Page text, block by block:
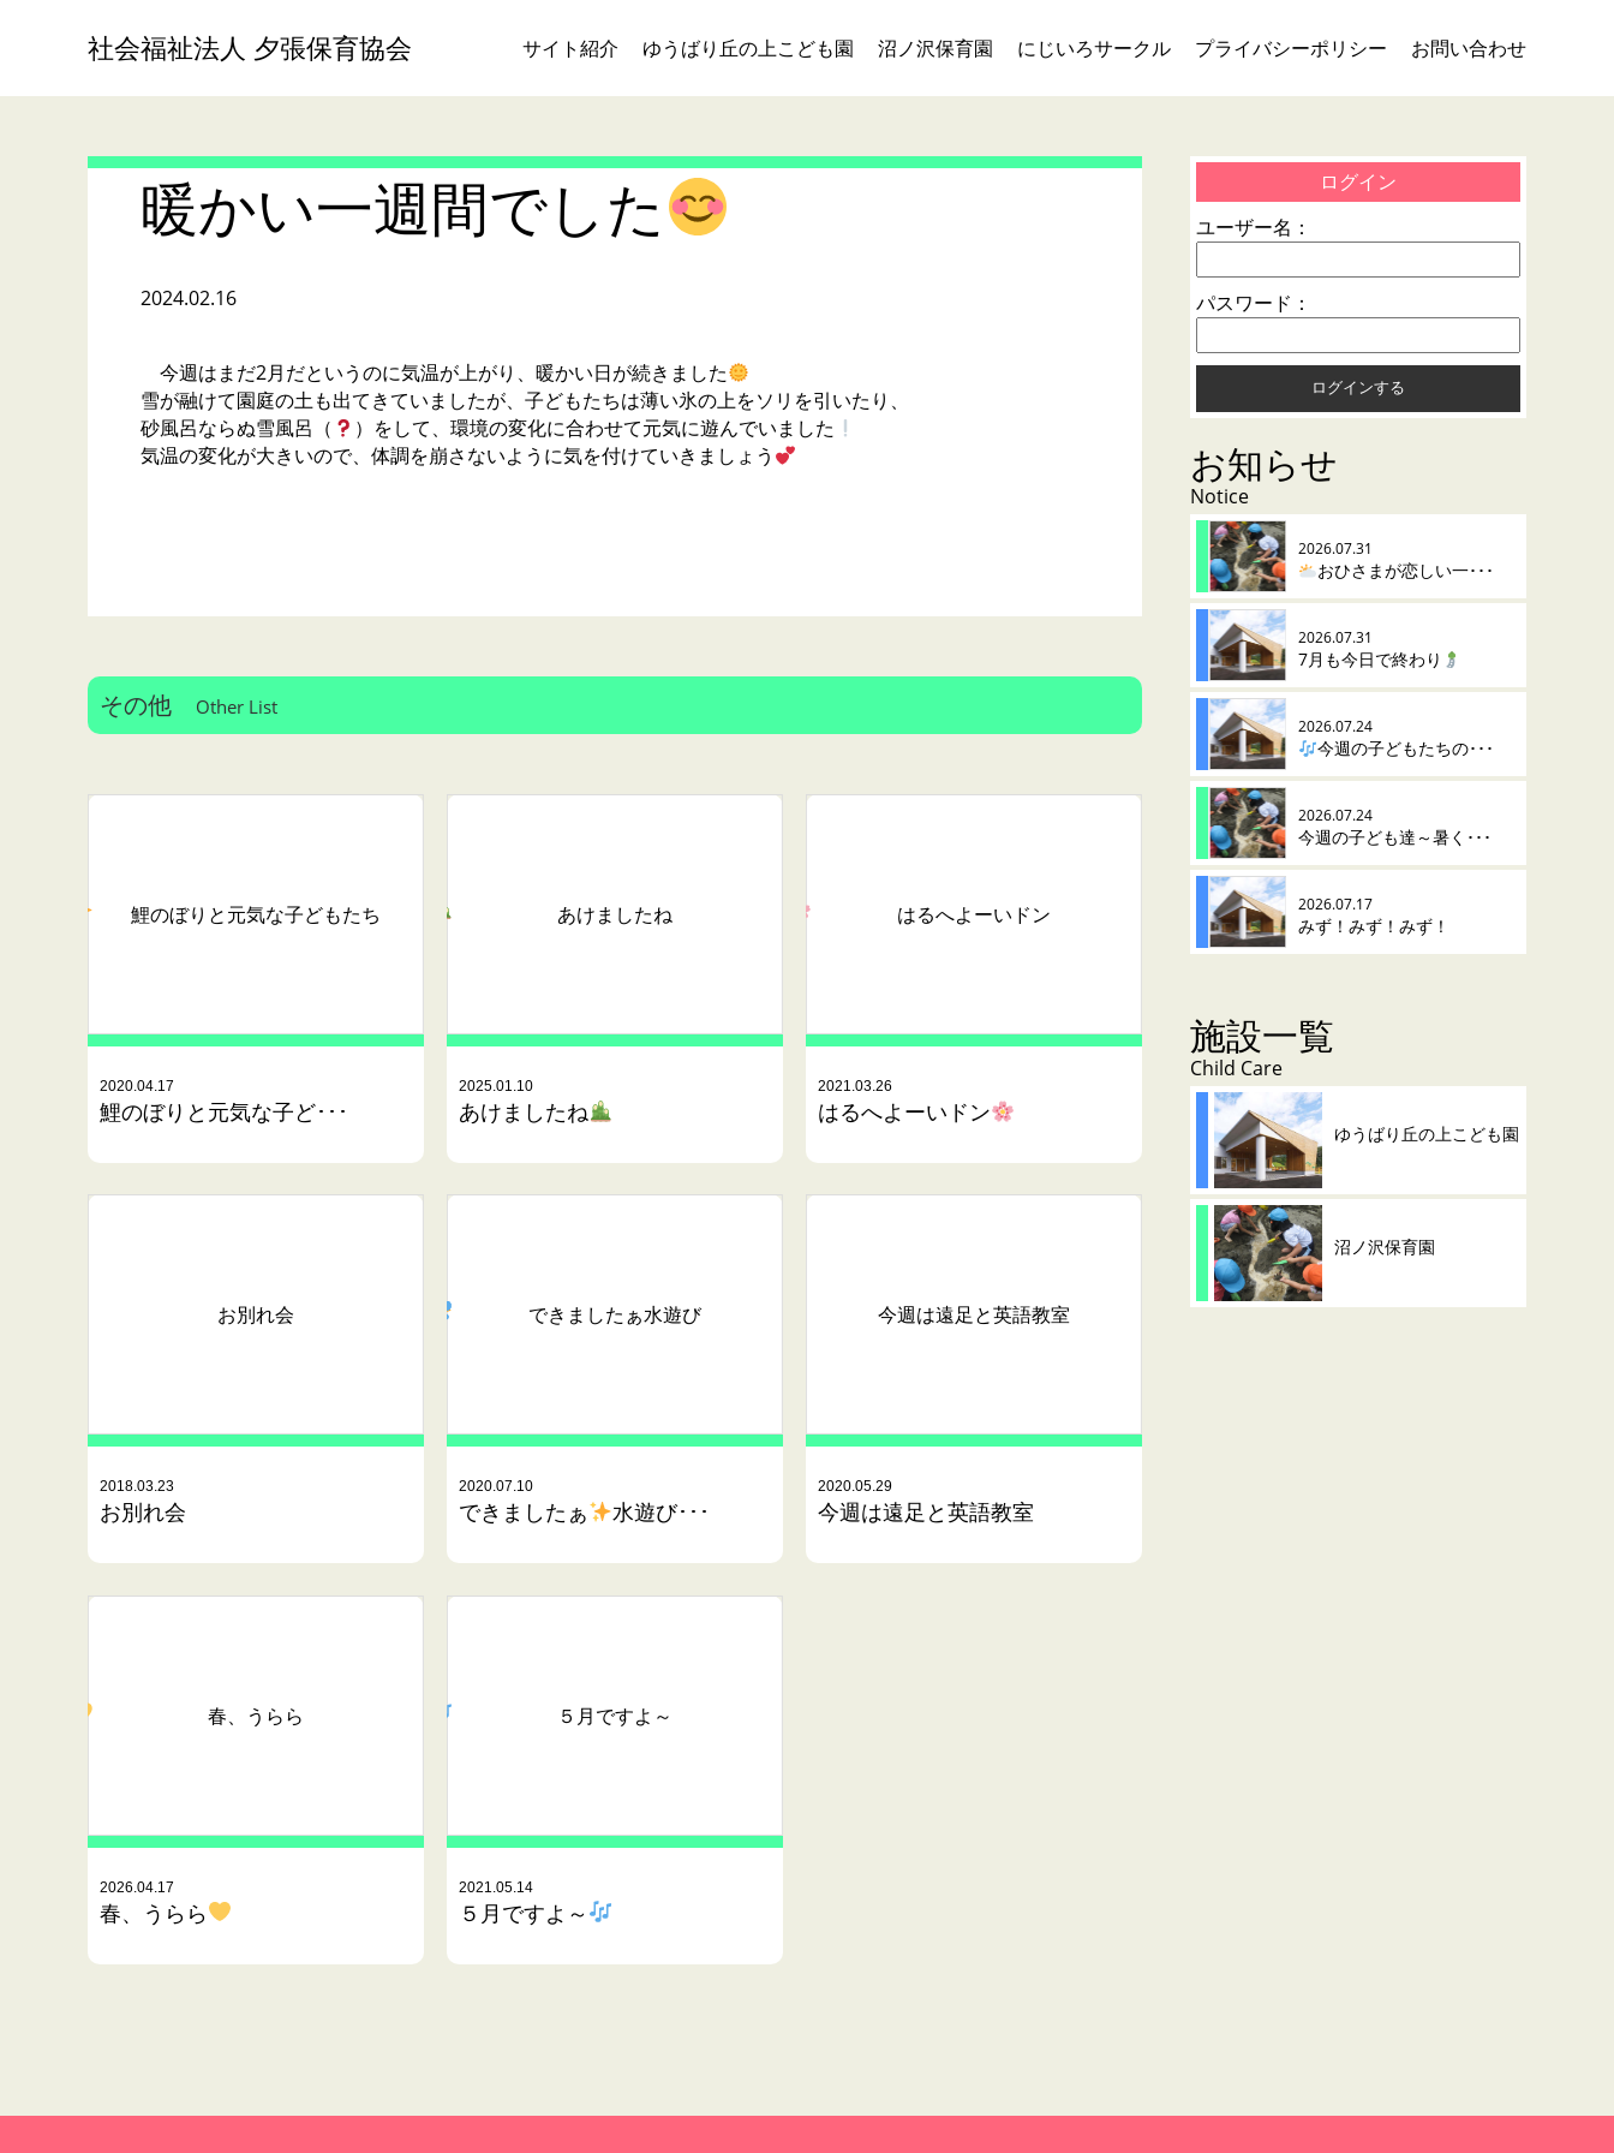
社会福祉法人 夕張保育協会 サイト紹介 ゆうばり丘の上こども園 沼ノ沢保育園 にじいろサークル プライバシーポリシー お問い合わせ
暖かい一週間でした
2024.02.16
今週はまだ2月だというのに気温が上がり、暖かい日が続きました
雪が融けて園庭の土も出てきていましたが、子どもたちは薄い氷の上をソリを引いたり、
砂風呂ならぬ雪風呂（
）をして、環境の変化に合わせて元気に遊んでいました
気温の変化が大きいので、体調を崩さないように気を付けていきましょう
その他 Other List
鯉のぼりと元気な子どもたち
2020.04.17
鯉のぼりと元気な子ど･･･
あけましたね
2025.01.10
あけましたね
はるへよーいドン
2021.03.26
はるへよーいドン
お別れ会
2018.03.23
お別れ会
できましたぁ水遊び
2020.07.10
できましたぁ 水遊び･･･
今週は遠足と英語教室
2020.05.29
今週は遠足と英語教室
春、うらら
2026.04.17
春、うらら
５月ですよ～
2021.05.14
５月ですよ～
ログイン
ユーザー名：
パスワード：
お知らせ
Notice
2026.07.31
おひさまが恋しい一･･･
2026.07.31
7月も今日で終わり
2026.07.24
今週の子どもたちの･･･
2026.07.24
今週の子ども達～暑く･･･
2026.07.17
みず！みず！みず！
施設一覧
Child Care
ゆうばり丘の上こども園
沼ノ沢保育園